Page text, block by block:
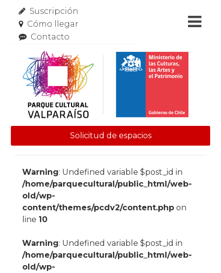
Suscripción
Cómo llegar
Contacto
Solicitud de espacios
Warning: Undefined variable $post_id in
/home/parquecultural/public_html/web-
old/wp-
content/themes/pcdv2/content.phpon
line 10
Warning: Undefined variable $post_id in
/home/parquecultural/public_html/web-
old/wp-